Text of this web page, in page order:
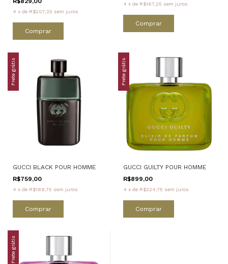
4 x de R$207,25 sem juros
Comprar
4 x de R$167,25 sem juros
Comprar
Frete grátis
GUCCI BLACK POUR HOMME
R$759,00
4 x de R$189,75 sem juros
Comprar
Frete grátis
GUCCI GUILTY POUR HOMME
R$899,00
4 x de R$224,75 sem juros
Comprar
Frete grátis